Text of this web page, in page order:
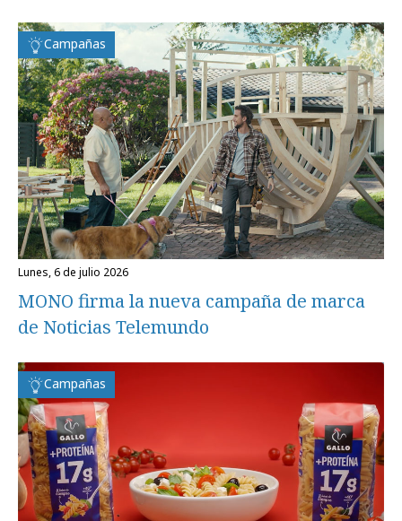
Campañas
lunes, 6 de julio 2026
MONO firma la nueva campaña de marca
de Noticias Telemundo
Campañas